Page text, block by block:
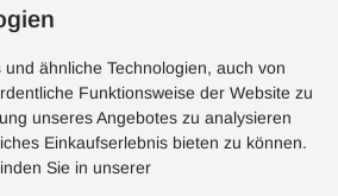
ähnliche Technologien, auch von
Funktionsweise der Website zu
unseres Angebotes zu analysieren
Einkaufserlebnis bieten zu können.
Sie in unserer